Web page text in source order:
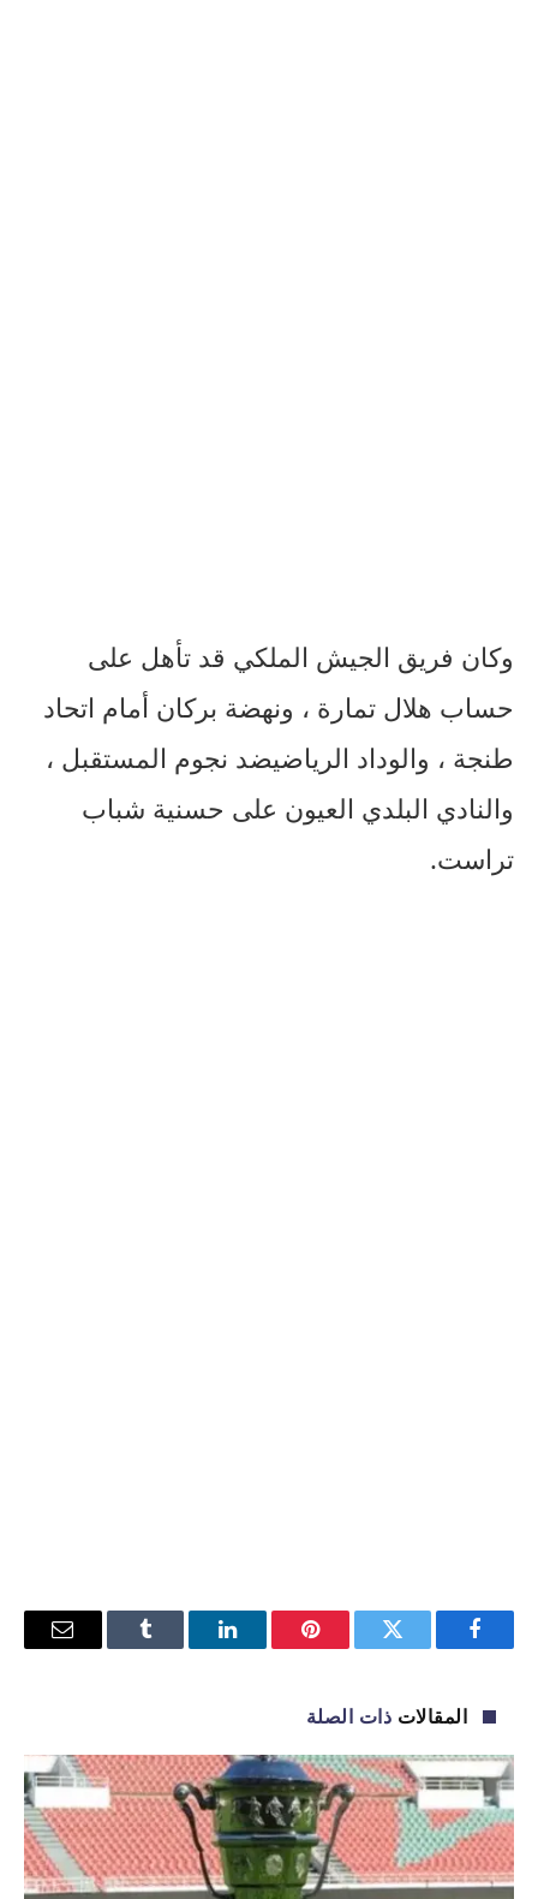
وكان فريق الجيش الملكي قد تأهل على
حساب هلال تمارة ، ونهضة بركان أمام اتحاد
طنجة ، والوداد الرياضيضد نجوم المستقبل ،
والنادي البلدي العيون على حسنية شباب
تراست.
فيسبوك تويتر بينتيريستلينكدإن Tumblr
البريد
المقالات ذات الصلة